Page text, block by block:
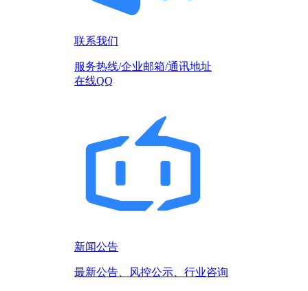
联系我们
服务热线/企业邮箱/通讯地址
在线QQ
新闻公告
最新公告、风控公示、行业咨询